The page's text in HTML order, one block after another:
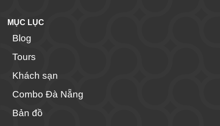
MỤC LỤC
Blog
Tours
Khách sạn
Combo Đà Nẵng
Bản đồ